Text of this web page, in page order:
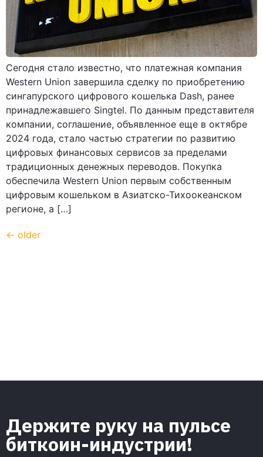
Сегодня стало известно, что платежная компания
Western Union завершила сделку по приобретению
сингапурского цифрового кошелька Dash, ранее
принадлежавшего Singtel. По данным представителя
компании, соглашение, объявленное еще в октябре
2024 года, стало частью стратегии по развитию
цифровых финансовых сервисов за пределами
традиционных денежных переводов. Покупка
обеспечила Western Union первым собственным
цифровым кошельком в Азиатско-Тихоокеанском
регионе, а […]
← older
Держите руку на пульсе
биткоин-индустрии!